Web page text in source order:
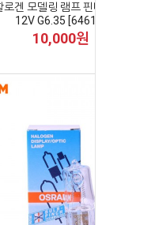
겐 모델링 램프 핀타입 HLX 50W
12V G6.35 [64610]
10,000원